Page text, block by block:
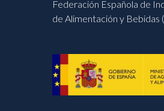
Federación Española de
de Alimentación y Bebidas